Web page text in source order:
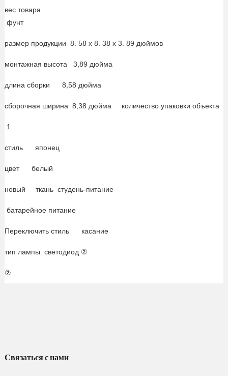
вес товара
‎ фунт
размер продукции ‎ 8. 58 x 8. 38 x 3. 89 дюймов
монтажная высота ‎ 3,89 дюйма
длина сборки ‎ 8,58 дюйма
сборочная ширина ‎ 8,38 дюйма количество упаковки объекта
‎ 1.
стиль ‎ японец
цвет ‎ белый
новый ткань ‎ студень-питание
‎ батарейное питание
Переключить стиль ‎ касание
тип лампы ‎ светодиод ②
②
Связаться с нами